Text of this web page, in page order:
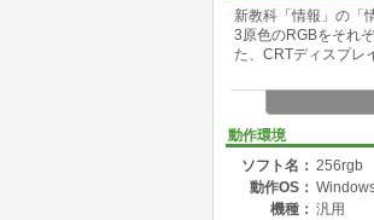
新教科「情報」の「
3原色のRGBをそれ
た、CRTディスプレ
動作環境
ソフト名： 256rgb
動作OS：
機種： 汎用